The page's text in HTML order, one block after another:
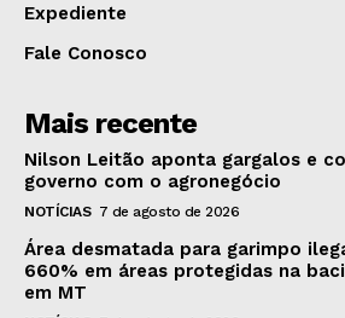
Expediente
Fale Conosco
Mais recente
Nilson Leitão aponta gargalos e
governo com o agronegócio
NOTÍCIAS 7 de agosto de 2026
Área desmatada para garimpo
660% em áreas protegidas na
em MT